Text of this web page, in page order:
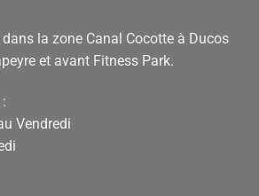
la zone Canal Cocotte à Ducos
et avant Fitness Park.
Vendredi